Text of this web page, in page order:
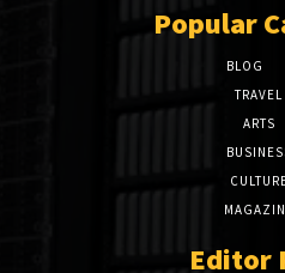
Popular
BLOG
TRAVEL
ARTS
Editor